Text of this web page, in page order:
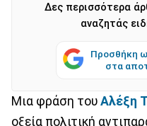
Δες περισσότερα
αναζητάς
Προσθήκη
στα
Μια φράση του Αλέξη
οξεία πολιτική